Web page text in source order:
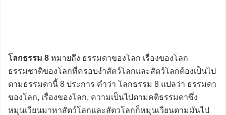
โลกธรรม 8 หมายถึง ธรรมดาของโลก เรื่องของโลก
ธรรมชาติของโลกที่ครอบงำสัตว์โลกและสัตว์โลกต้องเป็นไป
ตามธรรมดานี้ 8 ประการ คำว่า โลกธรรม 8 แปลว่า ธรรมดา
ของโลก, เรื่องของโลก, ความเป็นไปตามคติธรรมดาซึ่ง
หมุนเวียนมาหาสัตว์โลกและสัตวโลกก็หมุนเวียนตามมันไป